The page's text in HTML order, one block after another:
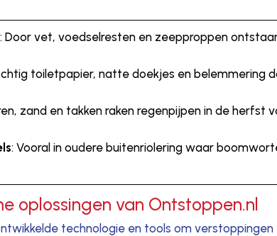
: Door vet, voedselresten en zeepproppen
toiletpapier, natte doekjes en belemmering
zand en takken raken regenpijpen in de herfst
: Vooral in oudere buitenriolering waar
oplossingen van Ontstoppen.nl
technologie en tools om